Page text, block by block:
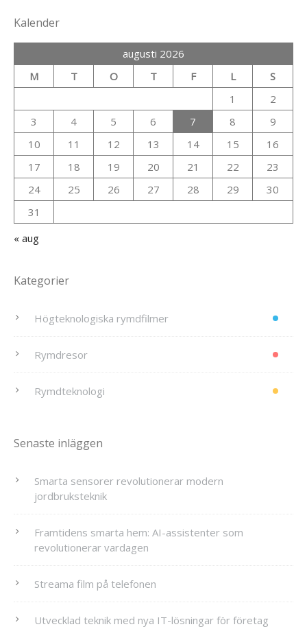
Kalender
augusti 2026
M
T O T F L
S
1
2
3
4 5 6 7 8
9
10
11 12 13 14 15
16
17
18 19 20 21 22
23
24
25 26 27 28 29
30
31
« aug
Kategorier
Högteknologiska rymdfilmer
Rymdresor
Rymdteknologi
Senaste inläggen
Smarta sensorer revolutionerar modern
jordbruksteknik
Framtidens smarta hem: AI-assistenter som
revolutionerar vardagen
Streama film på telefonen
Utvecklad teknik med nya IT-lösningar för företag